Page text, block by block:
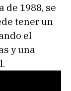
de 1988, se
tener un
el
y una